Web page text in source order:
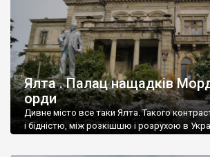
Ялта . Палац нащадків
орди
Дивне місто все таки Ялта. Такого
і бідністю, між розкішшю і розрухою в